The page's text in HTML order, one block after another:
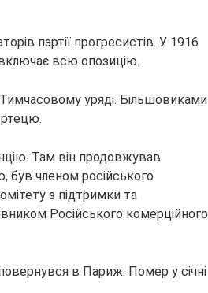
партії прогресистів. У 1916
всю опозицію.
уряді. Більшовиками
Там він продовжував
був членом російського
з підтримки та
Російського комерційного
в Париж. Помер у січні